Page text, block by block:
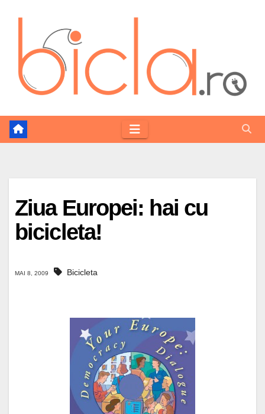
Ziua Europei: hai cu
bicicleta!
MAI 8, 2009 Bicicleta